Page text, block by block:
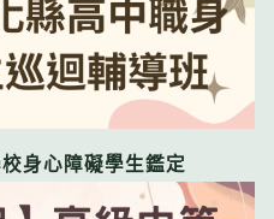
身心障礙學生鑑定